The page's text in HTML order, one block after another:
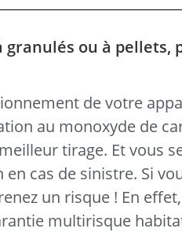
ou à pellets,
de votre
au monoxyde de
tirage. Et vous
cas de sinistre. Si
un risque ! En
multirisque